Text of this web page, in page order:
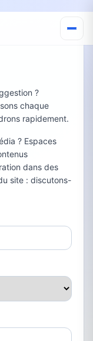
?
chaque
rapidement.
? Espaces
dans des
site : discutons-